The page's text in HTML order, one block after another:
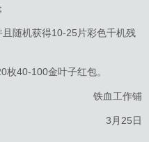
随机获得10-25片彩色千机残
40-100金叶子红包。
铁血工作铺
3月25日